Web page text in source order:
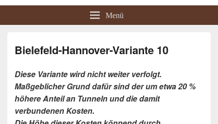
Menü
Bielefeld-Hannover-Variante 10
Diese Variante wird nicht weiter verfolgt.
Maßgeblicher Grund dafür sind der um etwa 20 %
höhere Anteil an Tunneln und die damit
verbundenen Kosten.